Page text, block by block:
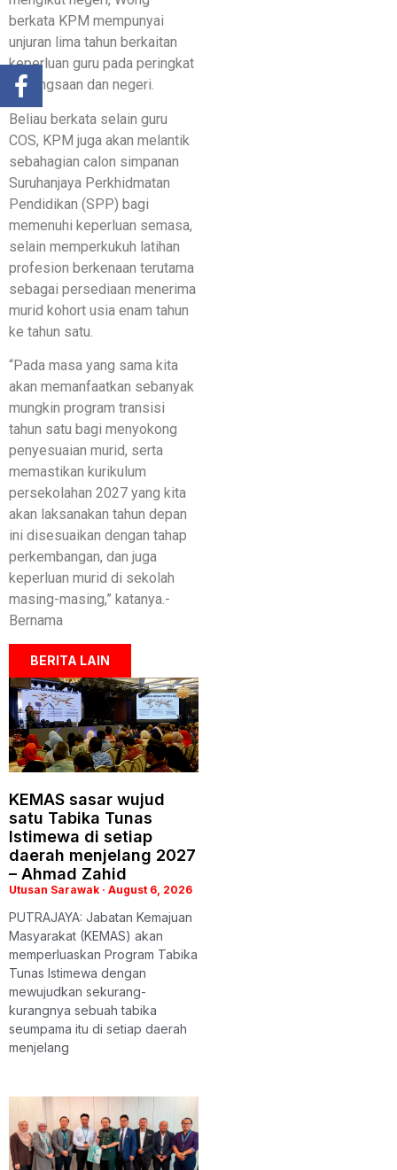
berkata KPM mempunyai
unjuran lima tahun berkaitan
keperluan guru pada peringkat
kebangsaan dan negeri.
Beliau berkata selain guru
COS, KPM juga akan melantik
sebahagian calon simpanan
Suruhanjaya Perkhidmatan
Pendidikan (SPP) bagi
memenuhi keperluan semasa,
selain memperkukuh latihan
profesion berkenaan terutama
sebagai persediaan menerima
murid kohort usia enam tahun
ke tahun satu.
“Pada masa yang sama kita
akan memanfaatkan sebanyak
mungkin program transisi
tahun satu bagi menyokong
penyesuaian murid, serta
memastikan kurikulum
persekolahan 2027 yang kita
akan laksanakan tahun depan
ini disesuaikan dengan tahap
perkembangan, dan juga
keperluan murid di sekolah
masing-masing,” katanya.-
Bernama
BERITA LAIN
KEMAS sasar wujud
satu Tabika Tunas
Istimewa di setiap
daerah menjelang 2027
– Ahmad Zahid
Utusan Sarawak August 6, 2026
PUTRAJAYA: Jabatan Kemajuan
Masyarakat (KEMAS) akan
memperluaskan Program Tabika
Tunas Istimewa dengan
mewujudkan sekurang-
kurangnya sebuah tabika
seumpama itu di setiap daerah
menjelang